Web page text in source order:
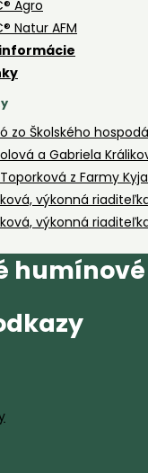
Agro
Natur AFM
zo Školského
a Gabriela
z Farmy
výkonná
výkonná